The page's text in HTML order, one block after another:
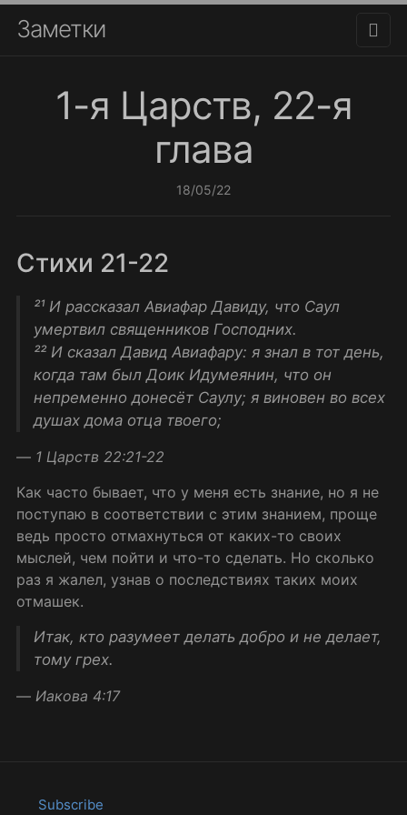
Заметки
1-я Царств, 22-я
глава
18/05/22
Стихи 21-22
²¹ И рассказал Авиафар Давиду, что Саул
умертвил священников Господних.
²² И сказал Давид Авиафару: я знал в тот день,
когда там был Доик Идумеянин, что он
непременно донесёт Саулу; я виновен во всех
душах дома отца твоего;
— 1 Царств 22:21-22
Как часто бывает, что у меня есть знание, но я не
поступаю в соответствии с этим знанием, проще
ведь просто отмахнуться от каких-то своих
мыслей, чем пойти и что-то сделать. Но сколько
раз я жалел, узнав о последствиях таких моих
отмашек.
Итак, кто разумеет делать добро и не делает,
тому грех.
— Иакова 4:17
Subscribe